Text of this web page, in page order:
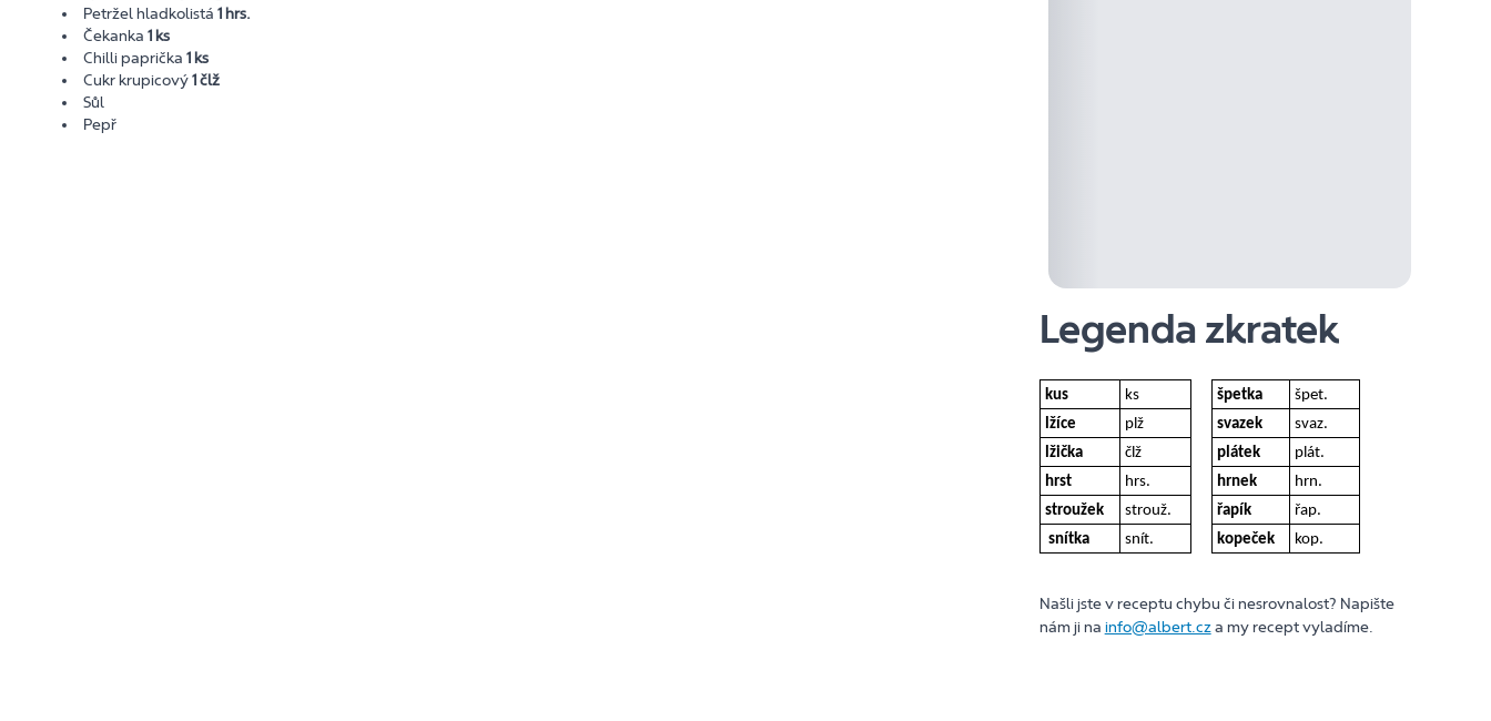
Petržel hladkolistá1 hrs.
Čekanka1 ks
Chilli paprička1 ks
Cukr krupicový1 člž
Sůl
Pepř
Legenda zkratek
kus ks špetka
špet.
lžíce
plž svazek
svaz.
lžička
člž plátek
plát.
hrst
hrs. hrnek
hrn.
stroužek
strouž. řapík
řap.
snítka
snít. kopeček kop.
Našli jste v receptu chybu či nesrovnalost? Napište
nám ji na info@albert.cza my recept vyladíme.